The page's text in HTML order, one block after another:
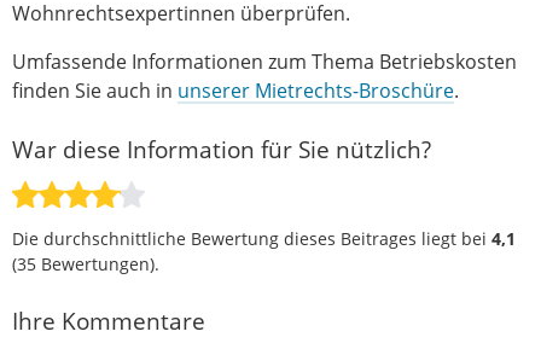
Wohnrechtsexpertinnen überprüfen.
Umfassende Informationen zum Thema Betriebskosten
finden Sie auch in unserer Mietrechts-Broschüre.
War diese Information für Sie nützlich?
Die durchschnittliche Bewertung dieses Beitrages liegt bei 4,1
(35 Bewertungen).
Ihre Kommentare